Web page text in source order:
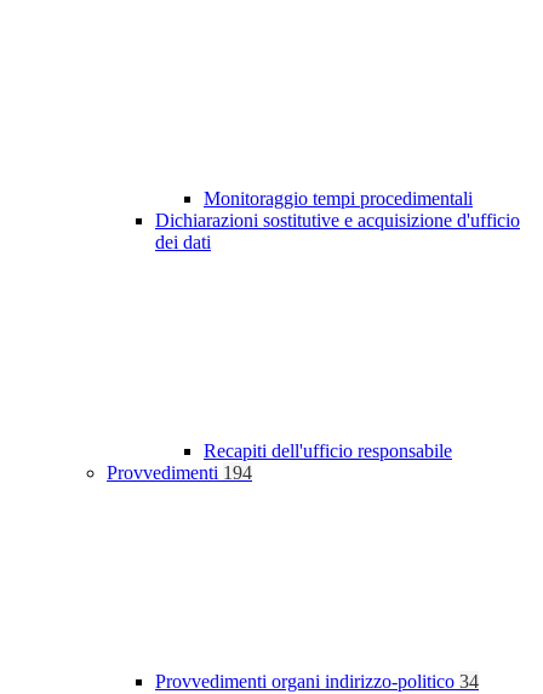
Monitoraggio tempi procedimentali
Dichiarazioni sostitutive e acquisizione d'ufficio
dei dati
Recapiti dell'ufficio responsabile
Provvedimenti 194
Provvedimenti organi indirizzo-politico 34